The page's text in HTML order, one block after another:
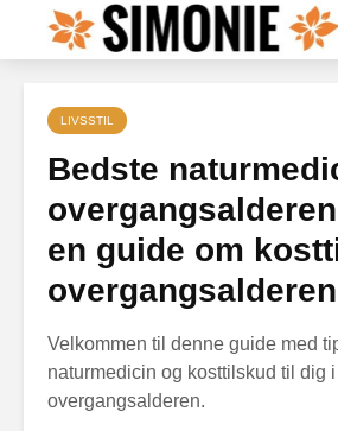
LIVSSTIL
Bedste
en guide om
overgangsalderen
Velkommen til denne guide med
naturmedicin og kosttilskud til dig i
overgangsalderen.